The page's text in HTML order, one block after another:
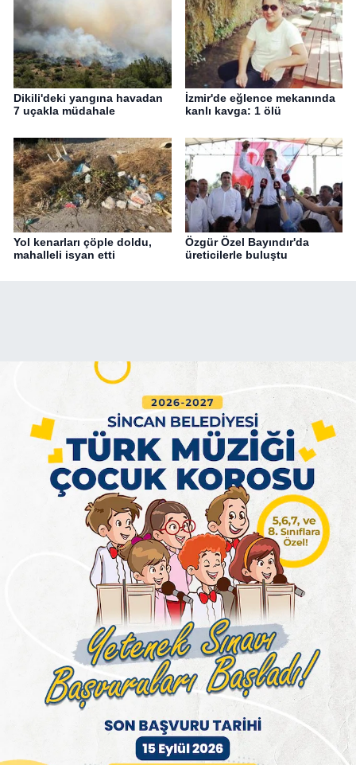
Dikili'deki yangına havadan
7 uçakla müdahale
İzmir'de eğlence mekanında
kanlı kavga: 1 ölü
Yol kenarları çöple doldu,
mahalleli isyan etti
Özgür Özel Bayındır'da
üreticilerle buluştu